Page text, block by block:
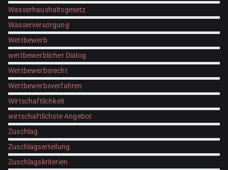
Wasserhaushaltsgesetz
Wasserversorgung
Wettbewerb
wettbewerblicher Dialog
Wettbewerbsrecht
Wettbewerbsverfahren
Wirtschaftlichkeit
wirtschaftlichste Angebot
Zuschlag
Zuschlagserteilung
Zuschlagskriterien